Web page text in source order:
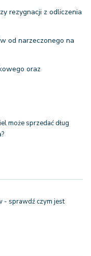
rezygnacji z odliczenia
od narzeczonego na
oraz
może sprzedać dług
- sprawdź czym jest